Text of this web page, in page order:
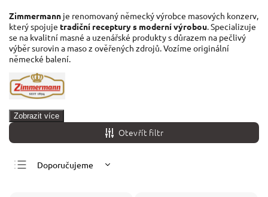
Zimmermann je renomovaný německý výrobce masových konzerv,
který spojuje tradiční receptury s moderní výrobou. Specializuje
se na kvalitní masné a uzenářské produkty s důrazem na pečlivý
výběr surovin a maso z ověřených zdrojů. Vozíme originální
německé balení.
Zobrazit více
Otevřít filtr
Doporučujeme